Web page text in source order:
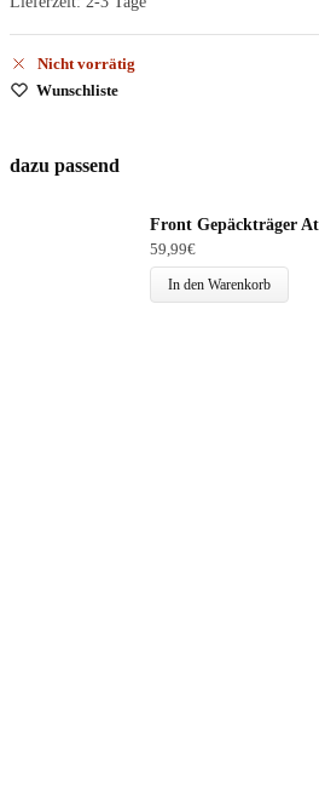
Nicht vorrätig
Wunschliste
dazu passend
Front Gepäckträger
59,99€
In den Warenkorb